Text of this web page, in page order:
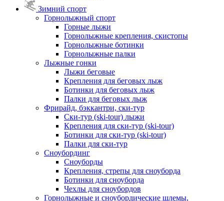
Зимний спорт
Горнолыжный спорт
Горные лыжи
Горнолыжные крепления, скистопы
Горнолыжные ботинки
Горнолыжные палки
Лыжные гонки
Лыжи беговые
Крепления для беговых лыж
Ботинки для беговых лыж
Палки для беговых лыж
Фрирайд, бэккантри, ски-тур
Ски-тур (ski-tour) лыжи
Крепления для ски-тур (ski-tour)
Ботинки для ски-тур (ski-tour)
Палки для ски-тур
Сноубординг
Сноуборды
Крепления, стрепы для сноуборда
Ботинки для сноуборда
Чехлы для сноубордов
Горнолыжные и сноубордические шлемы,